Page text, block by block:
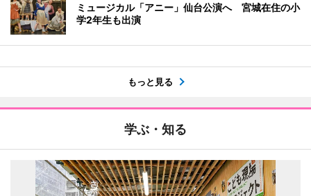
ミュージカル「アニー」仙台公演へ 宮城在住の小
学2年生も出演
もっと見る
学ぶ・知る